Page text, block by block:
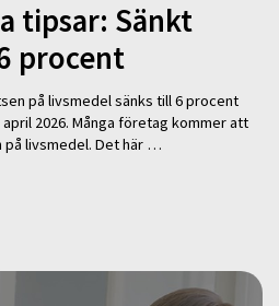
tipsar: Sänkt
procent
på livsmedel sänks till 6 procent
2026. Många företag kommer att
på livsmedel. Det här …